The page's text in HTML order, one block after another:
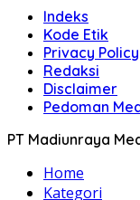
Indeks
Kode Etik
Privacy Policy
Redaksi
Disclaimer
Pedoman
PT Madiunraya
Home
Kategori